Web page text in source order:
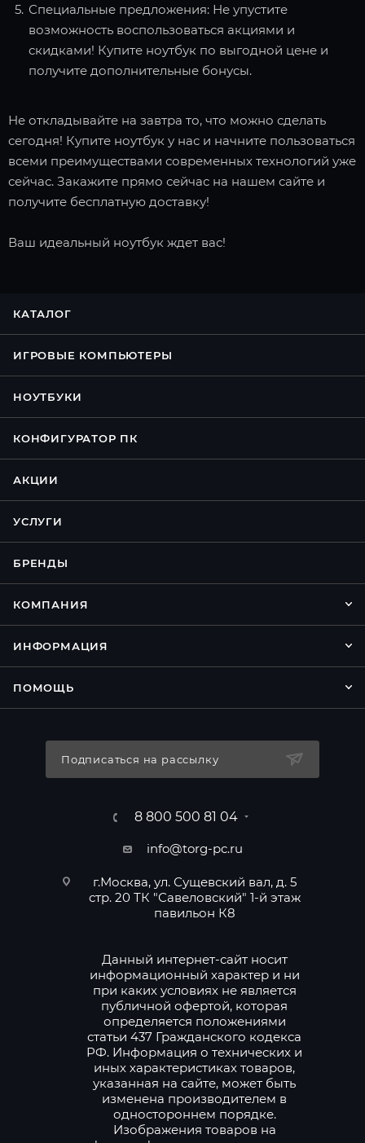
Специальные предложения: Не упустите
возможность воспользоваться акциями и
скидками! Купите ноутбук по выгодной цене и
получите дополнительные бонусы.
Не откладывайте на завтра то, что можно сделать
сегодня! Купите ноутбук у нас и начните пользоваться
всеми преимуществами современных технологий уже
сейчас. Закажите прямо сейчас на нашем сайте и
получите бесплатную доставку!
Ваш идеальный ноутбук ждет вас!
КАТАЛОГ
ИГРОВЫЕ КОМПЬЮТЕРЫ
НОУТБУКИ
КОНФИГУРАТОР ПК
АКЦИИ
УСЛУГИ
БРЕНДЫ
КОМПАНИЯ
ИНФОРМАЦИЯ
ПОМОЩЬ
Подписаться на рассылку
8 800 500 81 04
info@torg-pc.ru
г.Москва, ул. Сущевский вал, д. 5
стр. 20 ТК "Савеловский" 1-й этаж
павильон К8
Данный интернет-сайт носит
информационный характер и ни
при каких условиях не является
публичной офертой, которая
определяется положениями
статьи 437 Гражданского кодекса
РФ. Информация о технических и
иных характеристиках товаров,
указанная на сайте, может быть
изменена производителем в
одностороннем порядке.
Изображения товаров на